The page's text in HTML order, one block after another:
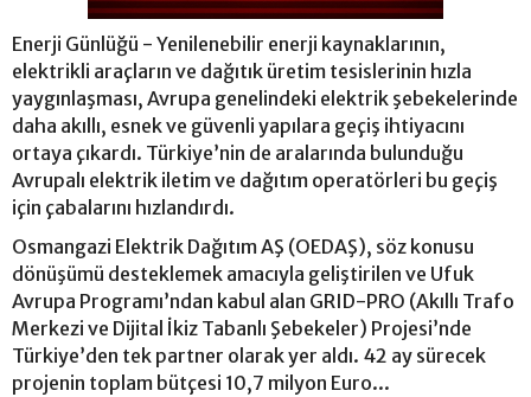
Enerji Günlüğü - Yenilenebilir enerji kaynaklarının,
elektrikli araçların ve dağıtık üretim tesislerinin hızla
yaygınlaşması, Avrupa genelindeki elektrik şebekelerinde
daha akıllı, esnek ve güvenli yapılara geçiş ihtiyacını
ortaya çıkardı. Türkiye’nin de aralarında bulunduğu
Avrupalı elektrik iletim ve dağıtım operatörleri bu geçiş
için çabalarını hızlandırdı.
Osmangazi Elektrik Dağıtım AŞ (OEDAŞ), söz konusu
dönüşümü desteklemek amacıyla geliştirilen ve Ufuk
Avrupa Programı’ndan kabul alan GRID-PRO (Akıllı Trafo
Merkezi ve Dijital İkiz Tabanlı Şebekeler) Projesi’nde
Türkiye’den tek partner olarak yer aldı. 42 ay sürecek
projenin toplam bütçesi 10,7 milyon Euro...